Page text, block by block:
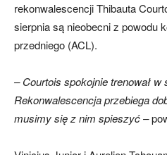
rekonwalescencji Thibauta
sierpnia są nieobecni z powodu
przedniego (ACL).
– Courtois spokojnie trenował w
Rekonwalescencja przebiega
musimy się z nim spieszyć –